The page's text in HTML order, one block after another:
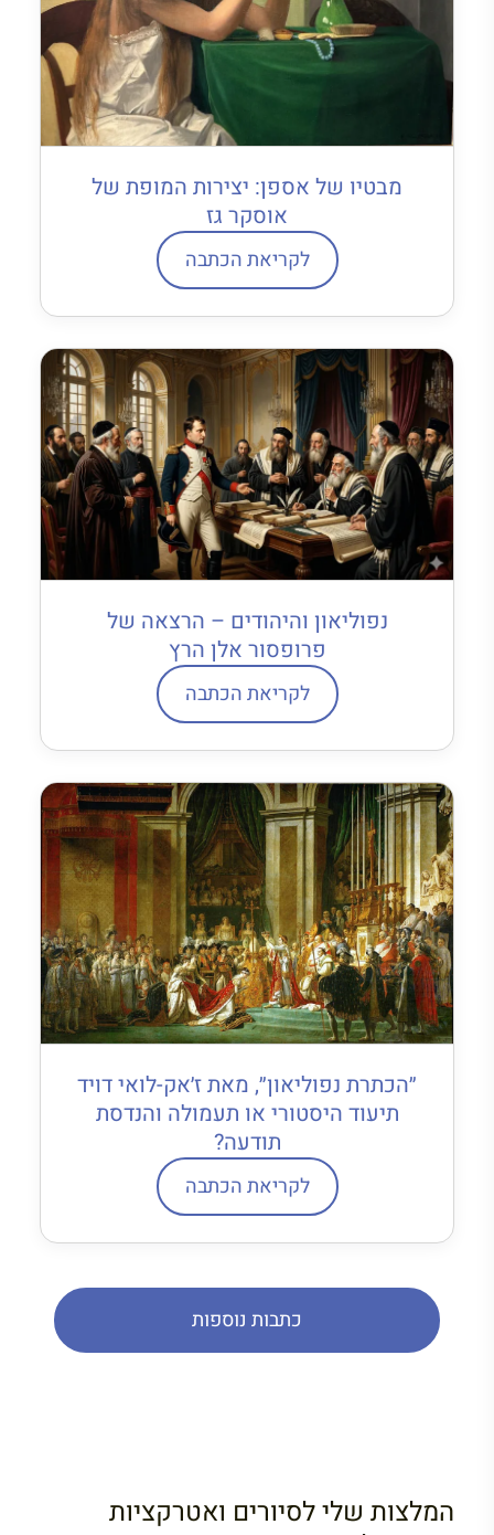
מבטיו של אספן: יצירות המופת של
אוסקר גז
לקריאת הכתבה
נפוליאון והיהודים – הרצאה של
פרופסור אלן הרץ
לקריאת הכתבה
״הכתרת נפוליאון״, מאת ז׳אק-לואי דויד
תיעוד היסטורי או תעמולה והנדסת
תודעה?
לקריאת הכתבה
כתבות נוספות
המלצות שלי לסיורים ואטרקציות